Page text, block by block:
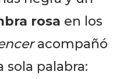
rosa en los
acompañó
sola palabra: